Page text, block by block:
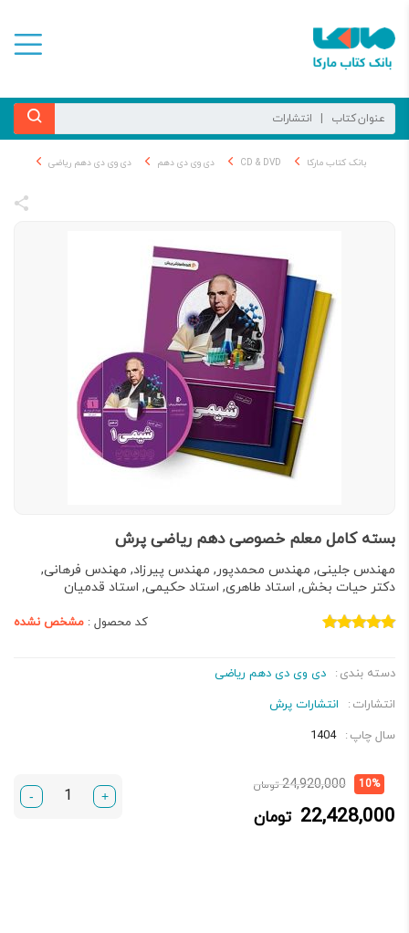
بانک کتاب مارکا CD & DVD دی وی دی دهم دی وی دی دهم ریاضی
بسته کامل معلم خصوصی دهم ریاضی پرش
مهندس جلینی, مهندس محمدپور, مهندس پیرزاد, مهندس فرهانی,
دکتر حیات بخش, استاد طاهری, استاد حکیمی, استاد قدمیان
کد محصول : مشخص نشده
دسته بندی
دی وی دی دهم ریاضی
انتشارات
انتشارات پرش
سال چاپ
1404
10%
24,920,000 تومانقیمت
22,428,000 تومان
قیمت
22,428,000 تومان.
+
-